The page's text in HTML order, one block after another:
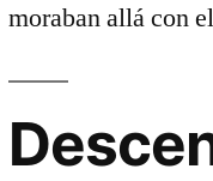
moraban allá con